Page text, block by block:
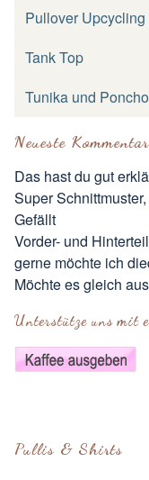
Pullover Upcycling
Tank Top
Tunika und Poncho
Neueste
Das hast du gut
Super
Gefällt
Vorder- und
gerne möchte ich
Möchte es gleich
Unterstütze uns mit
Pullis & Shirts